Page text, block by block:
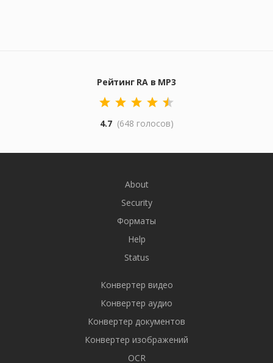
Рейтинг RA в MP3
4.7 (648 голосов)
About
Security
Форматы
Help
Status
Конвертер видео
Конвертер аудио
Конвертер документов
Конвертер изображений
OCR